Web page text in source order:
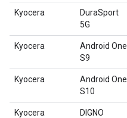
Kyocera
DuraSport
5G
Kyocera
Android One
S9
Kyocera
Android One
S10
Kyocera
DIGNO